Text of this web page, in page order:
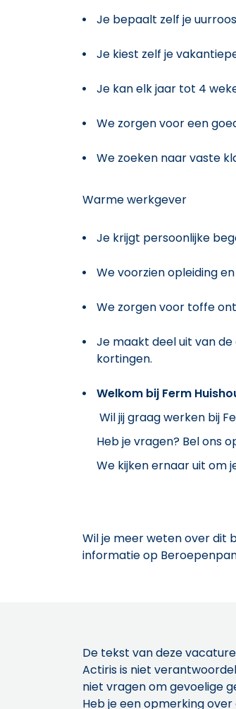
Je bepaalt zelf je
Je kiest zelf je
Je kan elk jaar tot 4
We zorgen voor een
We zoeken naar vaste
Warme werkgever
Je krijgt persoonlijke
We voorzien opleiding
We zorgen voor toffe
Je maakt deel uit van
kortingen.
Welkom bij Ferm
Wil jij graag werken bij
Heb je vragen? Bel ons
We kijken ernaar uit om
Wil je meer weten over dit
informatie op
De tekst van deze
Actiris is niet
niet vragen om gevoelige
Heb je een opmerking